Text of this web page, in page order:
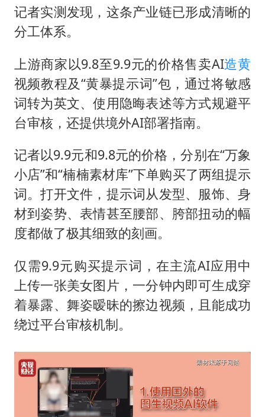
记者实测发现，这条产业链已形成清晰的
分工体系。
上游商家以9.8至9.9元的价格售卖AI造黄
视频教程及“黄暴提示词”包，通过将敏感
词转为英文、使用隐晦表述等方式规避平
台审核，还提供境外AI部署指南。
记者以9.9元和9.8元的价格，分别在“万象
小店”和“楠楠素材库”下单购买了两组提示
词。打开文件，提示词从发型、服饰、身
材到姿势、表情甚至腰部、胯部扭动的幅
度都做了极其细致的刻画。
仅需9.9元购买提示词，在主流AI应用中
上传一张美女图片，一分钟内即可生成穿
着暴露、舞姿暧昧的擦边视频，且能成功
绕过平台审核机制。